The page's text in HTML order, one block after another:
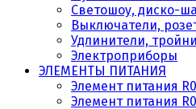
Светошоу, диско-
Выключатели,
Удлинители,
Электроприборы
ЭЛЕМЕНТЫ ПИТАНИЯ
Элемент питания
Элемент питания